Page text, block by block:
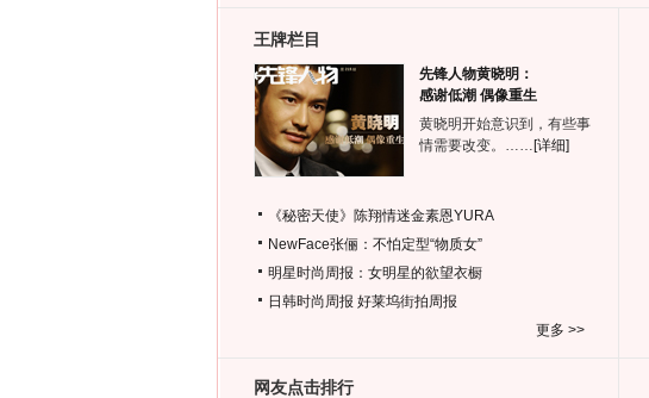
王牌栏目
先锋人物黄晓明：
感谢低潮 偶像重生
黄晓明开始意识到，有些事
情需要改变。…… [详细]
《秘密天使》陈翔情迷金素恩YURA
NewFace张俪：不怕定型“物质女”
明星时尚周报：女明星的欲望衣橱
日韩时尚周报 好莱坞街拍周报
更多 >>
网友点击排行